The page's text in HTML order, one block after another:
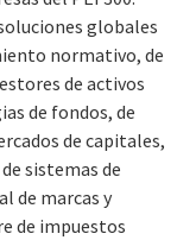
globales
normativo, de
de activos
de fondos, de
de capitales,
sistemas de
de marcas y
de impuestos